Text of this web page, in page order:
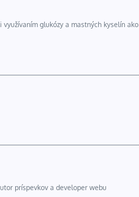
glukózy a mastných kyselín
príspevkov a developer webu